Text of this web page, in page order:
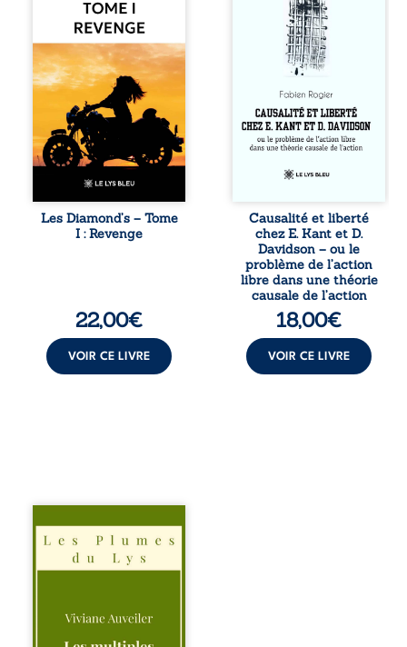
réputé et respecté
que redouté dans
tout le pays. Rien
ne la prédestinait
à cette vie, mais
les épreuves ont
forgé une femme
dure, inaccessible
et résolue à ne
jamais dévoiler
ses faiblesses,
jusqu’à ce que le
croise sa route.
Chef d’une famille
de Nomads, Juan
Les Diamond’s – Tome
I : Revenge
22,00€
VOIR CE LIVRE
dans une chaîne
de causes ? À
travers une
confrontation
entre les pensées
et de Donald
Davidson, cet
essai explore les
liens entre libre
déterminisme
responsabilité. De
la volonté
kantienne au
monisme anomal
de Davidson, il
interroge la
manière dont les
intentions et les
peuvent ...
Causalité et liberté
chez E. Kant et D.
Davidson – ou le
problème de l’action
libre dans une théorie
causale de l’action
18,00€
VOIR CE LIVRE
Trois récits, trois
existences saisies
à l’instant où tout
bascule. Une
l’apaisement, un